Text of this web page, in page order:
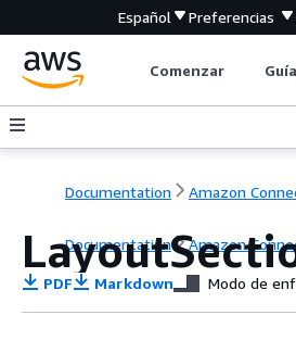
Español Preferencias
Comenzar
Documentation Amazon
Documentation Amazon
PDF Markdown Modo de